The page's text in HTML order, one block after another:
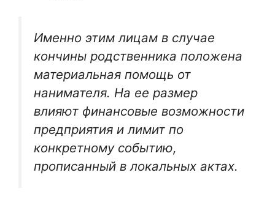
Именно этим лицам в случае
кончины родственника положена
материальная помощь от
нанимателя. На ее размер
влияют финансовые возможности
предприятия и лимит по
конкретному событию,
прописанный в локальных актах.